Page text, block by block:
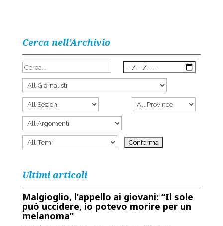
Cerca nell’Archivio
Ultimi articoli
Malgioglio, l’appello ai giovani: “Il sole
può uccidere, io potevo morire per un
melanoma”